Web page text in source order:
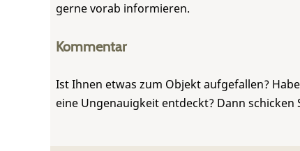
gerne vorab informieren.
Kommentar
Ist Ihnen etwas zum Objekt aufgefallen?
eine Ungenauigkeit entdeckt? Dann schicken